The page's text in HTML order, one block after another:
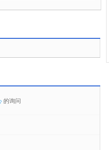
的询问